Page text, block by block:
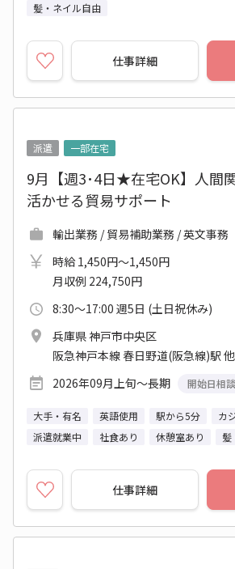
髪・ネイル自由
仕事詳細
派遣
一部在宅
9月【週3･4日★在宅OK】人間
活かせる貿易サポート
輸出業務 / 貿易補助業務 / 英文事務
時給 1,450円～1,450円
月収例 224,750円
8:30～17:00 週5日 (土日祝休み)
兵庫県 神戸市中央区
阪急神戸本線 春日野道(阪急線)駅 他
2026年09月上旬～長期
開始日相
大手・有名 英語使用 駅から5分
カ
派遣就業中
社食あり 休憩室あり 髪
仕事詳細